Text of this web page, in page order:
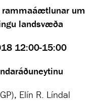
rammaáætlunar um
landsvæða
12:00-15:00
Elín R. Líndal